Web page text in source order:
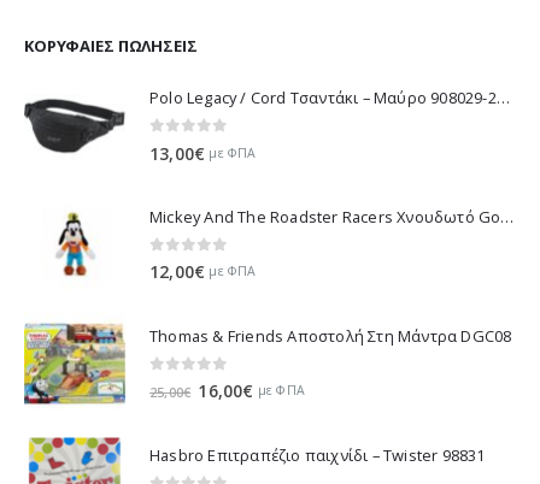
ΚΟΡΥΦΑΊΕΣ ΠΩΛΉΣΕΙΣ
Polo Legacy / Cord Τσαντάκι – Μαύρο 908029-2000 2022
13,00€ με ΦΠΑ
Mickey And The Roadster Racers Χνουδωτό Goofy 25 εκ 1607-01691
0 out of 5
12,00€ με ΦΠΑ
Thomas & Friends Αποστολή Στη Μάντρα DGC08
out of 5
25,00€ Original
25,00€.
16,00€ Η
είναι:
με ΦΠΑ
Hasbro Επιτραπέζιο παιχνίδι – Twister 98831